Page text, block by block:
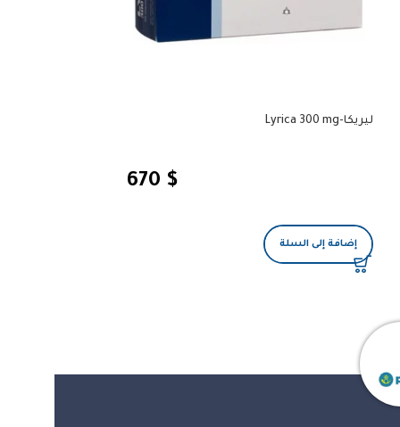
ليريكا-Lyrica 300 mg
670 $
إضافة إلى السلة